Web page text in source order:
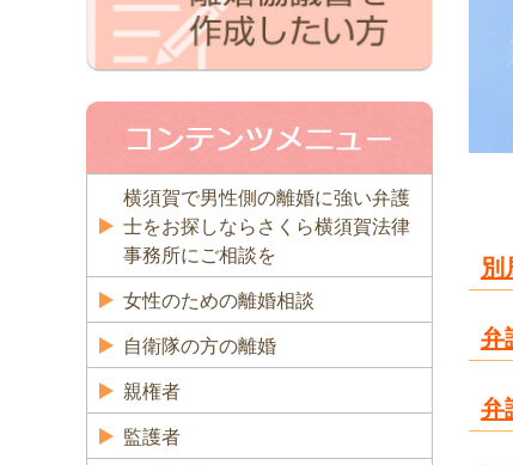
別
弁
弁
横須賀で男性側の離婚に強い弁護
士をお探しならさくら横須賀法律
事務所にご相談を
女性のための離婚相談
自衛隊の方の離婚
親権者
監護者